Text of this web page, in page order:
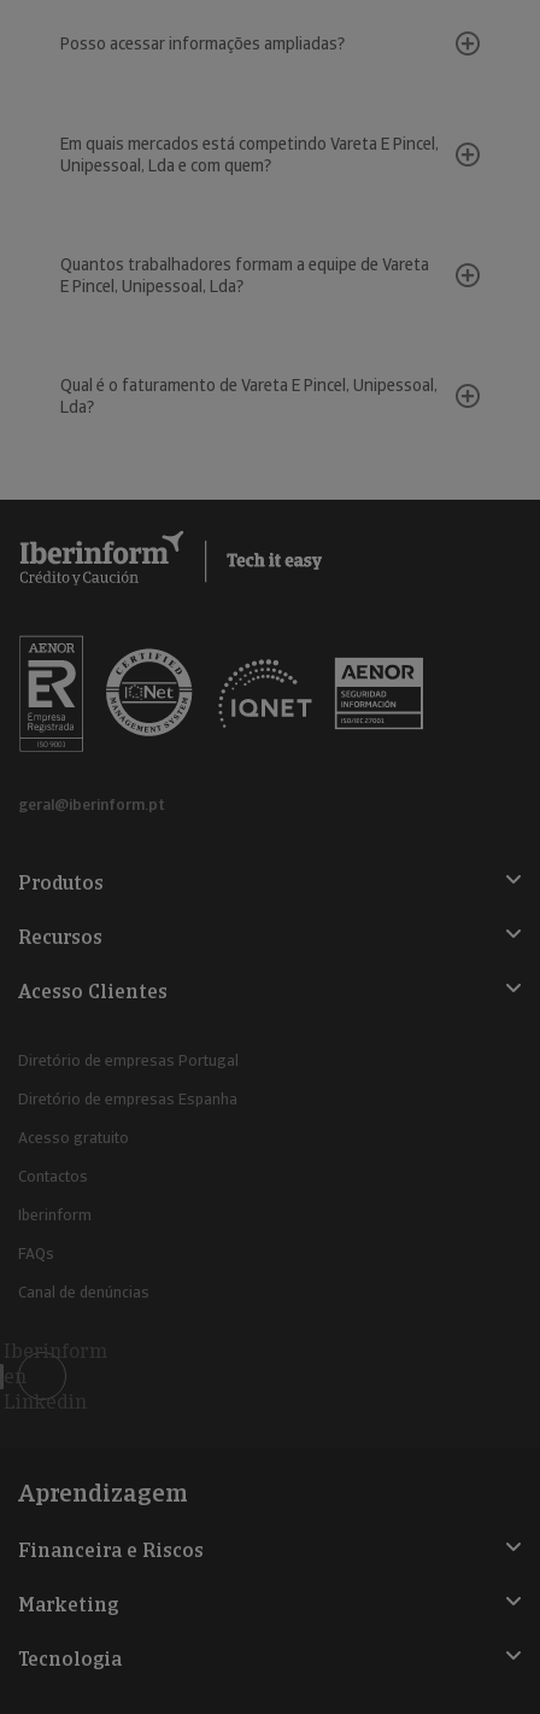
Posso acessar informações ampliadas?
Em quais mercados está competindo Vareta E Pincel,
Unipessoal, Lda e com quem?
Quantos trabalhadores formam a equipe de Vareta
E Pincel, Unipessoal, Lda?
Qual é o faturamento de Vareta E Pincel, Unipessoal,
Lda?
geral@iberinform.pt
Produtos
Recursos
Acesso Clientes
Diretório de empresas Portugal
Diretório de empresas Espanha
Acesso gratuito
Contactos
Iberinform
FAQs
Canal de denúncias
Iberinform
en
Linkedin
Aprendizagem
Financeira e Riscos
Marketing
Tecnologia